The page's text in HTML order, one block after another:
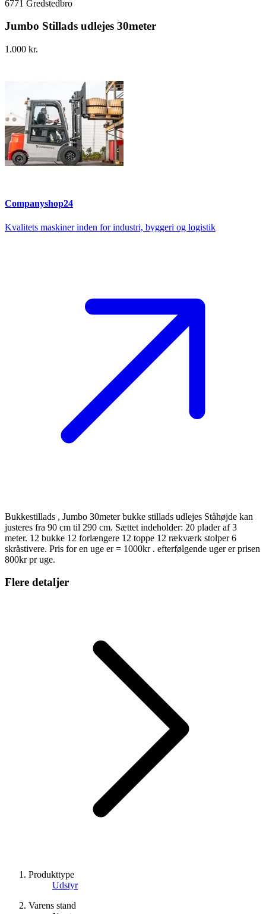
6771 Gredstedbro
Jumbo Stillads udlejes 30meter
1.000 kr.
Companyshop24
Kvalitets maskiner inden for industri, byggeri og logistik
Bukkestillads , Jumbo 30meter bukke stillads udlejes Ståhøjde kan
justeres fra 90 cm til 290 cm. Sættet indeholder: 20 plader af 3
meter. 12 bukke 12 forlængere 12 toppe 12 rækværk stolper 6
skråstivere. Pris for en uge er = 1000kr . efterfølgende uger er prisen
800kr pr uge.
Flere detaljer
Produkttype
Udstyr
Varens stand